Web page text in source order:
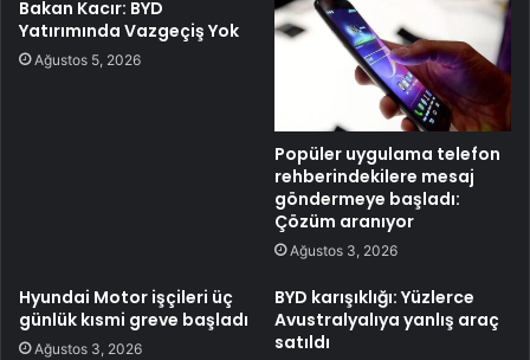
Bakan Kacır: BYD
Yatırımında Vazgeçiş Yok
Ağustos 5, 2026
Popüler uygulama telefon
rehberindekilere mesaj
göndermeye başladı:
Çözüm aranıyor
Ağustos 3, 2026
Hyundai Motor işçileri üç
günlük kısmi greve başladı
Ağustos 3, 2026
BYD karışıklığı: Yüzlerce
Avustralyalıya yanlış araç
satıldı